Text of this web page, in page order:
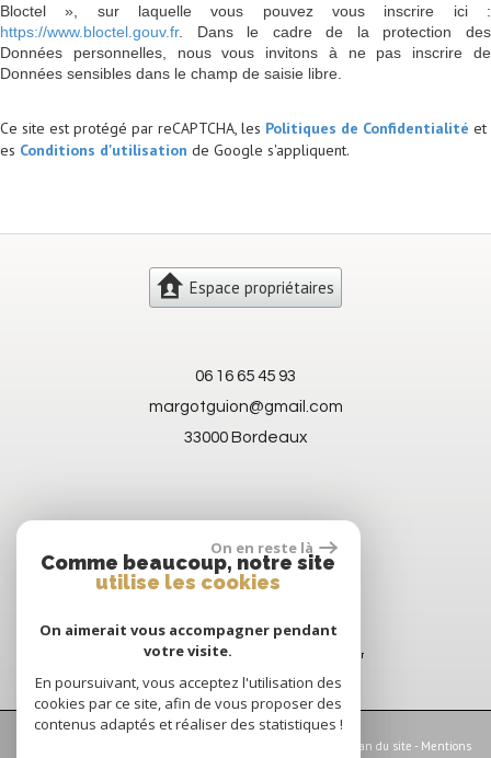
Bloctel », sur laquelle vous pouvez vous inscrire ici :
https://www.bloctel.gouv.fr. Dans le cadre de la protection des
Données personnelles, nous vous invitons à ne pas inscrire de
Données sensibles dans le champ de saisie libre.
Ce site est protégé par reCAPTCHA, les Politiques de Confidentialité et
es Conditions d'utilisation de Google s'appliquent.
Espace propriétaires
06 16 65 45 93
margotguion@gmail.com
33000 Bordeaux
Plan du site - Mentions
On en reste là
Comme beaucoup, notre site
utilise les cookies
On aimerait vous accompagner pendant
votre visite.
En poursuivant, vous acceptez l'utilisation des
cookies par ce site, afin de vous proposer des
contenus adaptés et réaliser des statistiques !